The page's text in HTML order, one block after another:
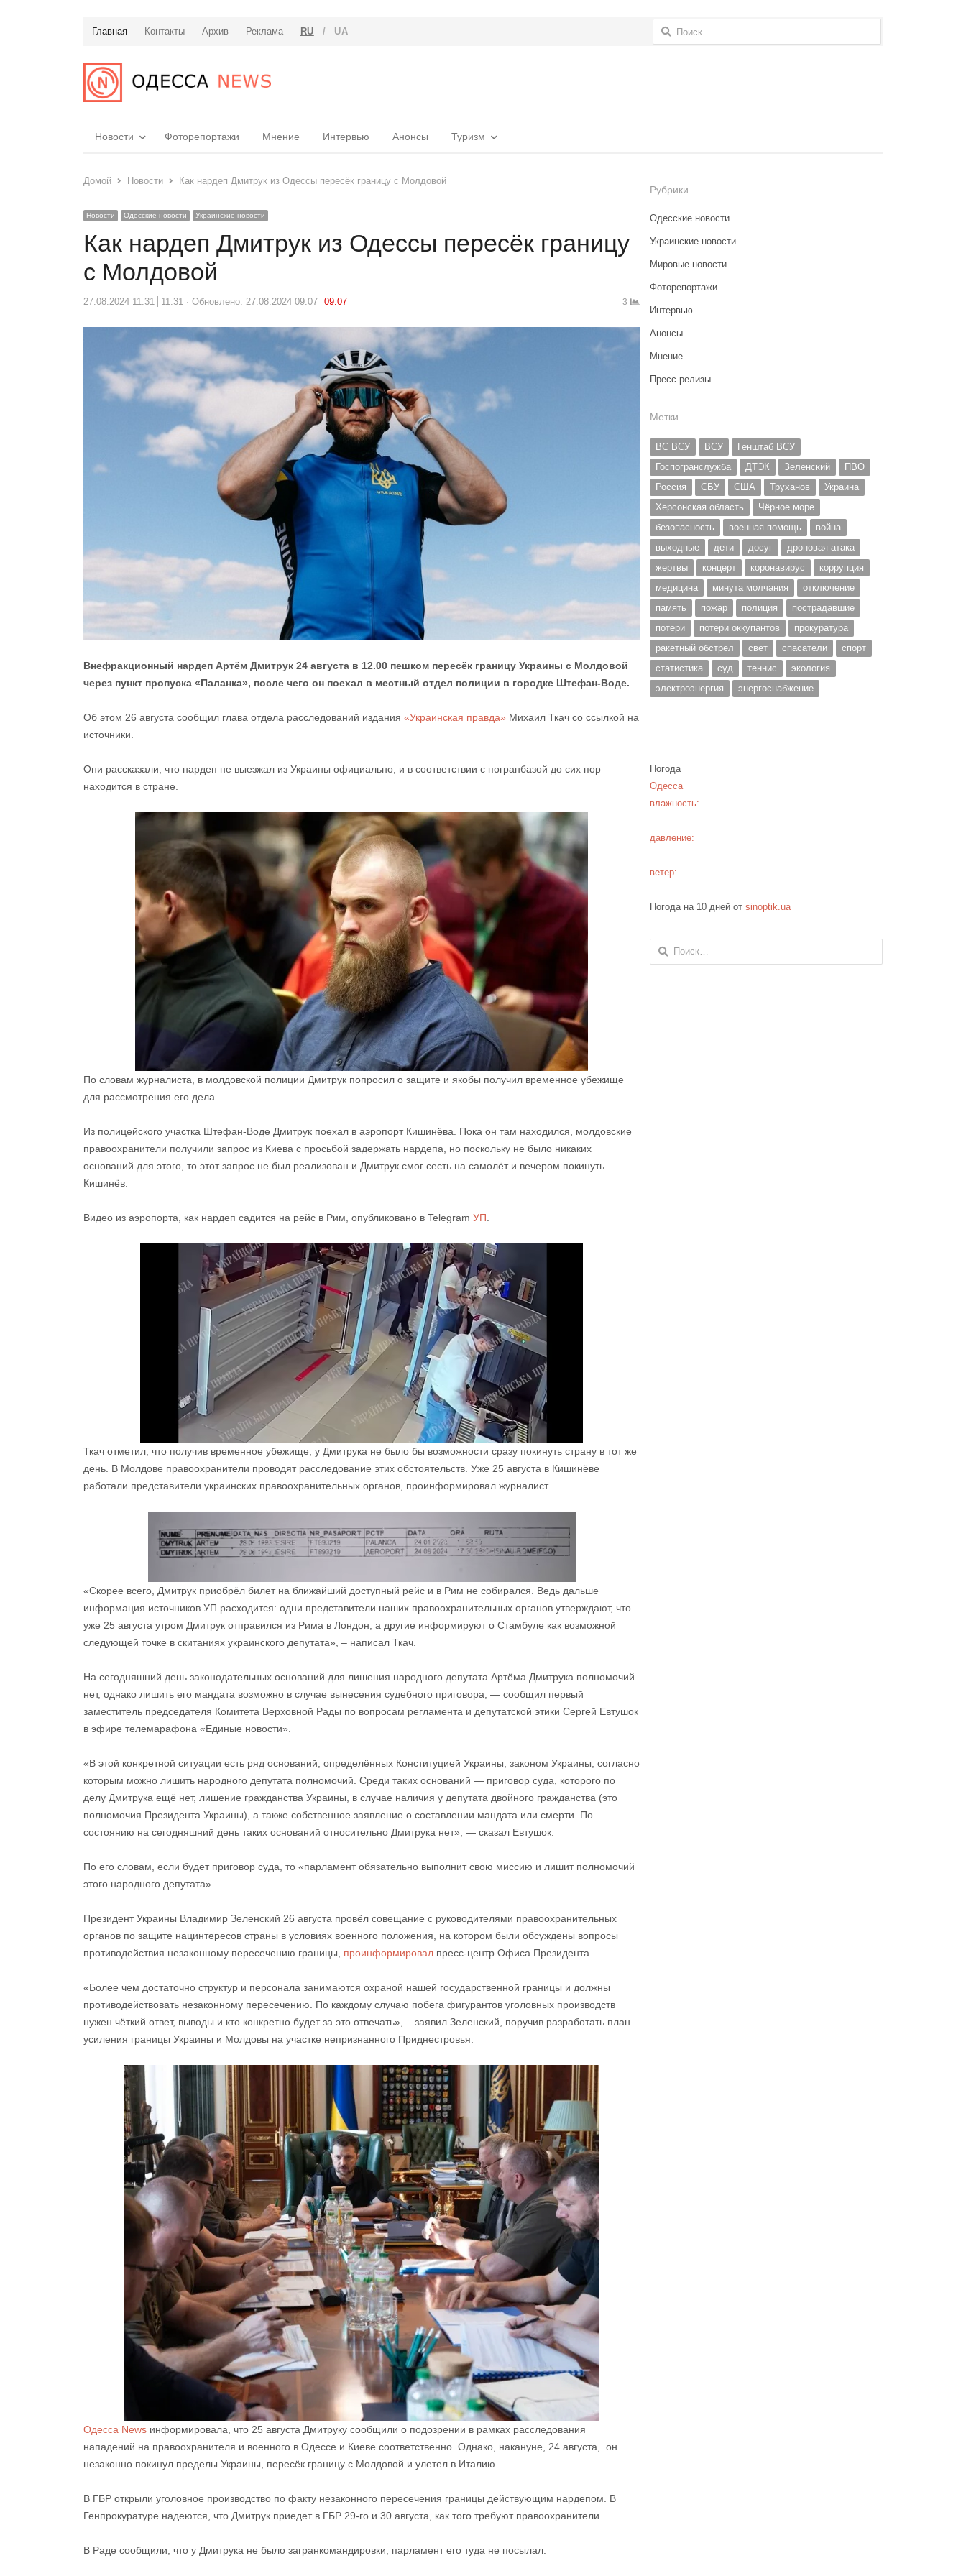
Главная Контакты Архив Реклама RU / UA Найти:
Новости Фоторепортажи Мнение Интервью Анонсы Туризм
Домой Новости Как нардеп Дмитрук из Одессы пересёк границу с Молдовой
Новости Одесские новости Украинские новости
Как нардеп Дмитрук из Одессы пересёк границу
с Молдовой
27.08.2024 11:31 11:31 Обновлено: 27.08.2024 09:07 09:07 3
Внефракционный нардеп Артём Дмитрук 24 августа в 12.00 пешком пересёк границу Украины с Молдовой
через пункт пропуска «Паланка», после чего он поехал в местный отдел полиции в городке Штефан-Воде.
Об этом 26 августа сообщил глава отдела расследований издания «Украинская правда» Михаил Ткач со ссылкой на
источники.
Они рассказали, что нардеп не выезжал из Украины официально, и в соответствии с погранбазой до сих пор
находится в стране.
По словам журналиста, в молдовской полиции Дмитрук попросил о защите и якобы получил временное убежище
для рассмотрения его дела.
Из полицейского участка Штефан-Воде Дмитрук поехал в аэропорт Кишинёва. Пока он там находился, молдовские
правоохранители получили запрос из Киева с просьбой задержать нардепа, но поскольку не было никаких
оснований для этого, то этот запрос не был реализован и Дмитрук смог сесть на самолёт и вечером покинуть
Кишинёв.
Видео из аэропорта, как нардеп садится на рейс в Рим, опубликовано в Telegram УП.
Ткач отметил, что получив временное убежище, у Дмитрука не было бы возможности сразу покинуть страну в тот же
день. В Молдове правоохранители проводят расследование этих обстоятельств. Уже 25 августа в Кишинёве
работали представители украинских правоохранительных органов, проинформировал журналист.
«Скорее всего, Дмитрук приобрёл билет на ближайший доступный рейс и в Рим не собирался. Ведь дальше
информация источников УП расходится: одни представители наших правоохранительных органов утверждают, что
уже 25 августа утром Дмитрук отправился из Рима в Лондон, а другие информируют о Стамбуле как возможной
следующей точке в скитаниях украинского депутата», – написал Ткач.
На сегодняшний день законодательных оснований для лишения народного депутата Артёма Дмитрука полномочий
нет, однако лишить его мандата возможно в случае вынесения судебного приговора, — сообщил первый
заместитель председателя Комитета Верховной Рады по вопросам регламента и депутатской этики Сергей Евтушок
в эфире телемарафона «Единые новости».
«В этой конкретной ситуации есть ряд оснований, определённых Конституцией Украины, законом Украины, согласно
которым можно лишить народного депутата полномочий. Среди таких оснований — приговор суда, которого по
делу Дмитрука ещё нет, лишение гражданства Украины, в случае наличия у депутата двойного гражданства (это
полномочия Президента Украины), а также собственное заявление о составлении мандата или смерти. По
состоянию на сегодняшний день таких оснований относительно Дмитрука нет», — сказал Евтушок.
По его словам, если будет приговор суда, то «парламент обязательно выполнит свою миссию и лишит полномочий
этого народного депутата».
Президент Украины Владимир Зеленский 26 августа провёл совещание с руководителями правоохранительных
органов по защите нацинтересов страны в условиях военного положения, на котором были обсуждены вопросы
противодействия незаконному пересечению границы, проинформировал пресс-центр Офиса Президента.
«Более чем достаточно структур и персонала занимаются охраной нашей государственной границы и должны
противодействовать незаконному пересечению. По каждому случаю побега фигурантов уголовных производств
нужен чёткий ответ, выводы и кто конкретно будет за это отвечать», – заявил Зеленский, поручив разработать план
усиления границы Украины и Молдовы на участке непризнанного Приднестровья.
Одесса News информировала, что 25 августа Дмитруку сообщили о подозрении в рамках расследования
нападений на правоохранителя и военного в Одессе и Киеве соответственно. Однако, накануне, 24 августа, он
незаконно покинул пределы Украины, пересёк границу с Молдовой и улетел в Италию.
В ГБР открыли уголовное производство по факту незаконного пересечения границы действующим нардепом. В
Генпрокуратуре надеются, что Дмитрук приедет в ГБР 29-го и 30 августа, как того требуют правоохранители.
В Раде сообщили, что у Дмитрука не было загранкомандировки, парламент его туда не посылал.
Рубрики
Одесские новости
Украинские новости
Мировые новости
Фоторепортажи
Интервью
Анонсы
Мнение
Пресс-релизы
Метки
ВС ВСУ ВСУ
Генштаб ВСУ
Госпогранслужба
ДТЭК Зеленский
ПВО
Россия
СБУ США Труханов
Украина
Херсонская область
Чёрное море
безопасность
военная помощь
война
выходные
дети досуг
дроновая атака
жертвы
концерт коронавирус
коррупция
медицина
минута молчания
отключение
память
пожар полиция
пострадавшие
потери
потери оккупантов
прокуратура
ракетный обстрел
свет спасатели
спорт
статистика
суд теннис
экология
электроэнергия
энергоснабжение
Погода
Одесса
влажность:
давление:
ветер:
Погода на 10 дней отsinoptik.ua
Найти: